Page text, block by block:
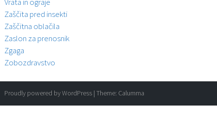
Zaščita pred insekti
Zaščitna oblačila
Zaslon za prenosnik
Zgaga
Zobozdravstvo
Proudly powered by WordPress | Theme: Calumma